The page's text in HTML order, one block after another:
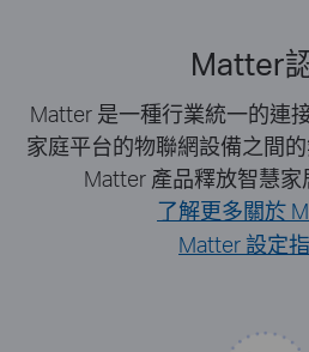
Matter
Matter 是一種行業統一的連
家庭平台的物聯網設備之間
Matter 產品釋放智慧家
了解更多關於
Matter 設定